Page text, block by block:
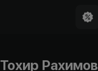
Тохир Рахимов